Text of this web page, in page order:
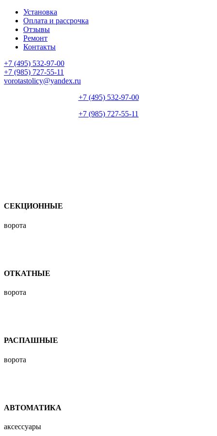
Установка
Оплата и рассрочка
Отзывы
Ремонт
Контакты
+7 (495) 532-97-00
+7 (985) 727-55-11
vorotastolicy@yandex.ru
+7 (495) 532-97-00
+7 (985) 727-55-11
СЕКЦИОННЫЕ
ворота
ОТКАТНЫЕ
ворота
РАСПАШНЫЕ
ворота
АВТОМАТИКА
аксессуары